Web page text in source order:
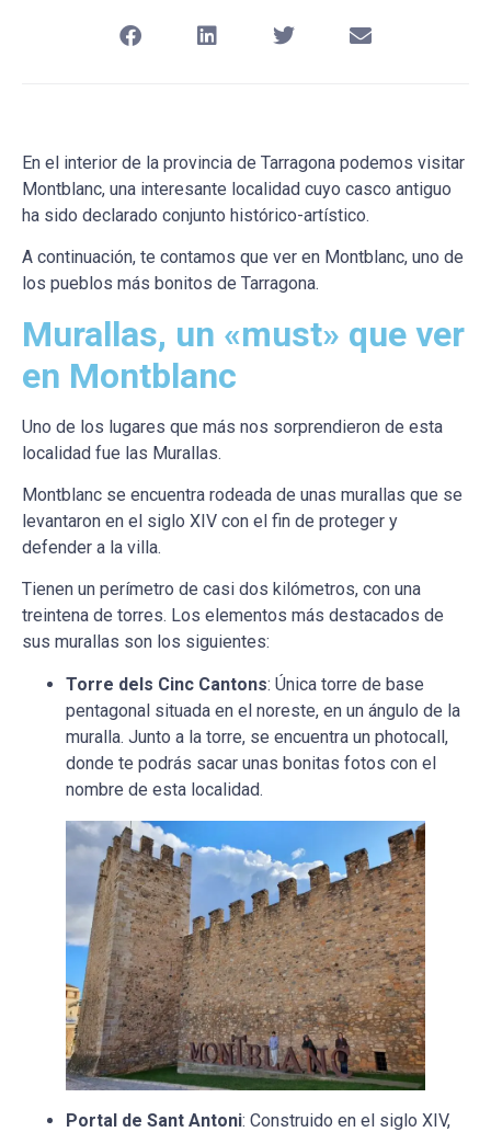
En el interior de la provincia de Tarragona podemos visitar
Montblanc, una interesante localidad cuyo casco antiguo
ha sido declarado conjunto histórico-artístico.
A continuación, te contamos que ver en Montblanc, uno de
los pueblos más bonitos de Tarragona.
Murallas, un «must» que ver
en Montblanc
Uno de los lugares que más nos sorprendieron de esta
localidad fue las Murallas.
Montblanc se encuentra rodeada de unas murallas que se
levantaron en el siglo XIV con el fin de proteger y
defender a la villa.
Tienen un perímetro de casi dos kilómetros, con una
treintena de torres. Los elementos más destacados de
sus murallas son los siguientes:
Torre dels Cinc Cantons: Única torre de base
pentagonal situada en el noreste, en un ángulo de la
muralla. Junto a la torre, se encuentra un photocall,
donde te podrás sacar unas bonitas fotos con el
nombre de esta localidad.
Portal de Sant Antoni: Construido en el siglo XIV,